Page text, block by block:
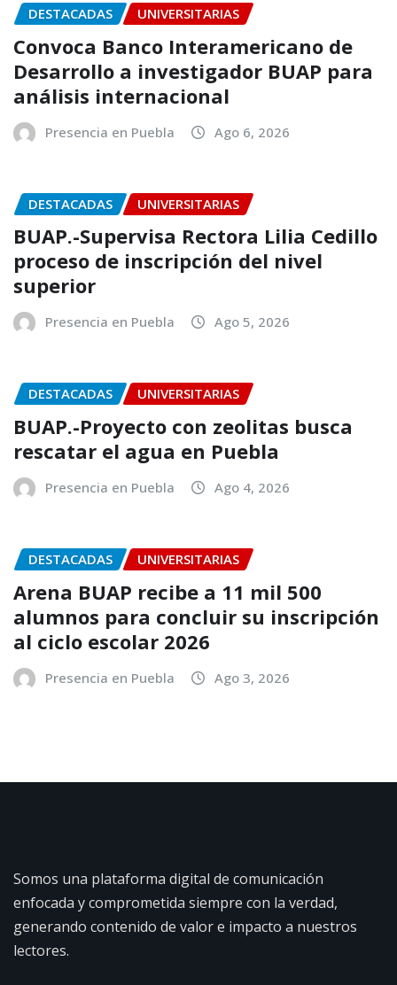
DESTACADAS UNIVERSITARIAS
Convoca Banco Interamericano de
Desarrollo a investigador BUAP para
análisis internacional
Presencia en Puebla Ago 6, 2026
DESTACADAS UNIVERSITARIAS
BUAP.-Supervisa Rectora Lilia Cedillo
proceso de inscripción del nivel
superior
Presencia en Puebla Ago 5, 2026
DESTACADAS UNIVERSITARIAS
BUAP.-Proyecto con zeolitas busca
rescatar el agua en Puebla
Presencia en Puebla Ago 4, 2026
DESTACADAS UNIVERSITARIAS
Arena BUAP recibe a 11 mil 500
alumnos para concluir su inscripción
al ciclo escolar 2026
Presencia en Puebla Ago 3, 2026
Somos una plataforma digital de comunicación
enfocada y comprometida siempre con la verdad,
generando contenido de valor e impacto a nuestros
lectores.